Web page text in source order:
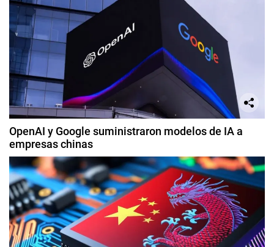
OpenAI y Google suministraron modelos de IA a
empresas chinas